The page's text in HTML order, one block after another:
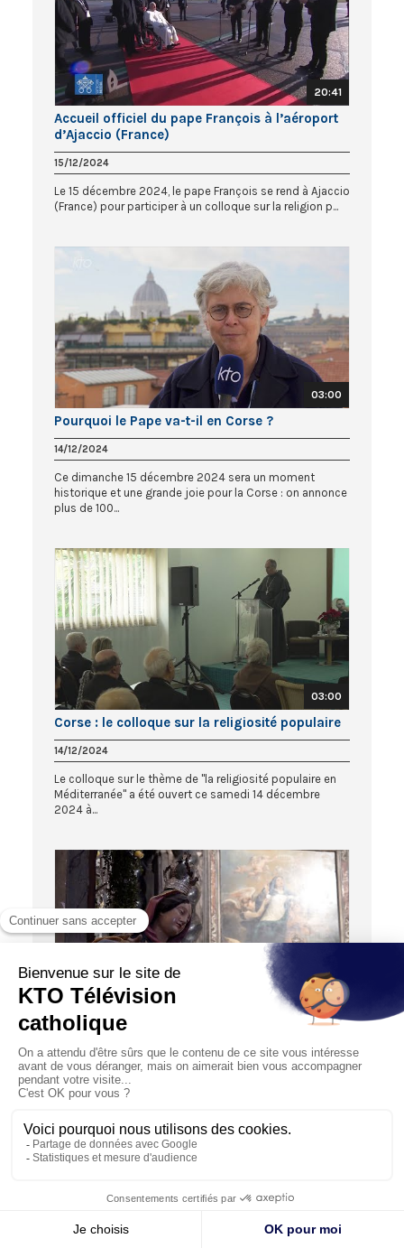
20:41
Accueil officiel du pape François à l’aéroport
d’Ajaccio (France)
15/12/2024
Le 15 décembre 2024, le pape François se rend à Ajaccio
(France) pour participer à un colloque sur la religion p...
03:00
Pourquoi le Pape va-t-il en Corse ?
14/12/2024
Ce dimanche 15 décembre 2024 sera un moment
historique et une grande joie pour la Corse : on annonce
plus de 100...
03:00
Corse : le colloque sur la religiosité populaire
14/12/2024
Le colloque sur le thème de "la religiosité populaire en
Méditerranée" a été ouvert ce samedi 14 décembre
2024 à...
02:30
Vierge Marie : une dévotion ancrée en Corse
13/12/2024
Dimanche 15 décembre 2024, à l’occasion de sa visite
en Corse, le pape François s’arrêtera à l’oratoire de la
© KTO 2026 — Mentions légales